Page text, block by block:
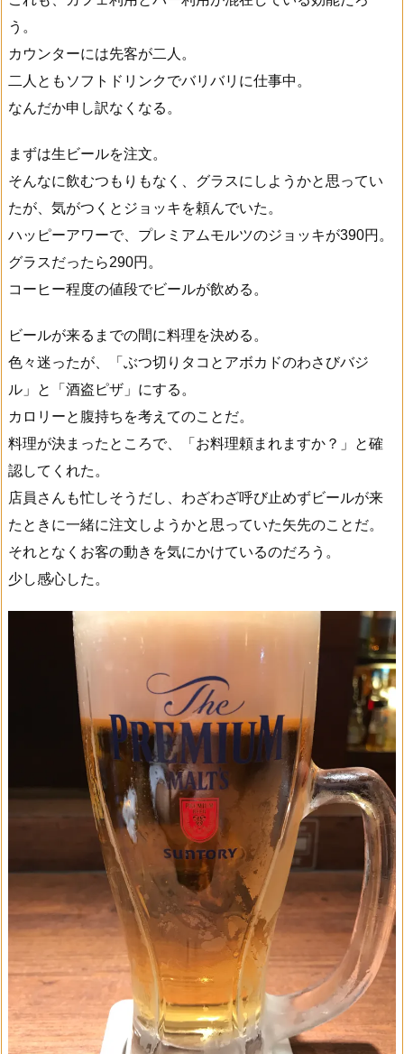
う。
カウンターには先客が二人。
二人ともソフトドリンクでバリバリに仕事中。
なんだか申し訳なくなる。
まずは生ビールを注文。
そんなに飲むつもりもなく、グラスにしようかと思ってい
たが、気がつくとジョッキを頼んでいた。
ハッピーアワーで、プレミアムモルツのジョッキが390円。
グラスだったら290円。
コーヒー程度の値段でビールが飲める。
ビールが来るまでの間に料理を決める。
色々迷ったが、「ぶつ切りタコとアボカドのわさびバジ
ル」と「酒盗ピザ」にする。
カロリーと腹持ちを考えてのことだ。
料理が決まったところで、「お料理頼まれますか？」と確
認してくれた。
店員さんも忙しそうだし、わざわざ呼び止めずビールが来
たときに一緒に注文しようかと思っていた矢先のことだ。
それとなくお客の動きを気にかけているのだろう。
少し感心した。